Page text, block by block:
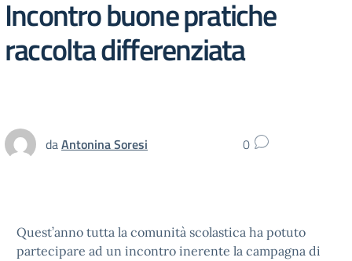
Incontro buone pratiche
raccolta differenziata
daAntonina Soresi 0
Quest’anno tutta la comunità scolastica ha potuto
partecipare ad un incontro inerente la campagna di